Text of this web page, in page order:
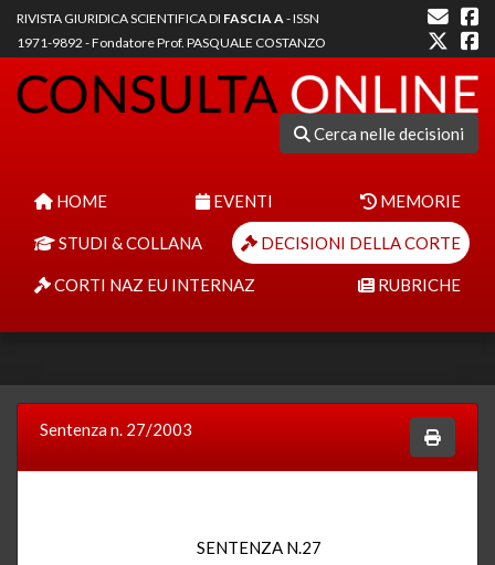
RIVISTA GIURIDICA SCIENTIFICA DI FASCIA A- ISSN
1971-9892 - Fondatore Prof. PASQUALE COSTANZO
Cerca nelle decisioni
HOME EVENTI MEMORIE
STUDI & COLLANA DECISIONI DELLA CORTE
CORTI NAZ EU INTERNAZ RUBRICHE
Sentenza n. 27/2003
SENTENZA N.27